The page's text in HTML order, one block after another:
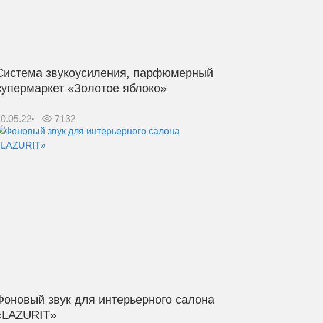
звукоусиления, парфюмерный
«Золотое яблоко»
7132
звук для интерьерного салона